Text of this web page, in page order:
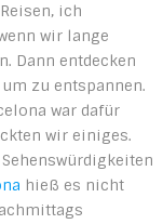
ich
wir lange
Dann entdecken
zu entspannen.
war dafür
wir einiges.
hieß es nicht